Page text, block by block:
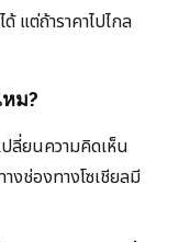
แต่ถ้าราคาไปไกล
ม?
ลี่ยนความคิดเห็น
งช่องทางโซเชียลมี